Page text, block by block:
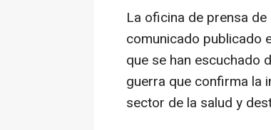
La oficina de prensa
comunicado publicado
que se han escuchado
guerra que confirma la
sector de la salud y